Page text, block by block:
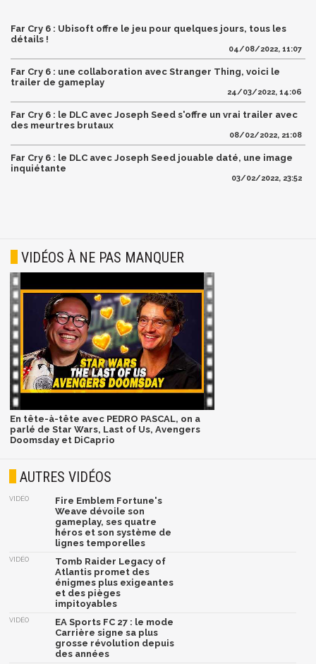
Far Cry 6 : Ubisoft offre le jeu pour quelques jours, tous les
détails !
04/08/2022, 11:07
Far Cry 6 : une collaboration avec Stranger Thing, voici le
trailer de gameplay
24/03/2022, 14:06
Far Cry 6 : le DLC avec Joseph Seed s'offre un vrai trailer avec
des meurtres brutaux
08/02/2022, 21:08
Far Cry 6 : le DLC avec Joseph Seed jouable daté, une image
inquiétante
03/02/2022, 23:52
VIDÉOS À NE PAS MANQUER
En tête-à-tête avec PEDRO PASCAL, on a
parlé de Star Wars, Last of Us, Avengers
Doomsday et DiCaprio
AUTRES VIDÉOS
VIDÉO
Fire Emblem Fortune's
Weave dévoile son
gameplay, ses quatre
héros et son système de
lignes temporelles
VIDÉO
Tomb Raider Legacy of
Atlantis promet des
énigmes plus exigeantes
et des pièges
impitoyables
VIDÉO
EA Sports FC 27 : le mode
Carrière signe sa plus
grosse révolution depuis
des années